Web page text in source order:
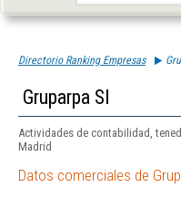
Directorio Ranking Empresas
Gruparpa Sl
Actividades de contabilidad,
Madrid
Datos comerciales de